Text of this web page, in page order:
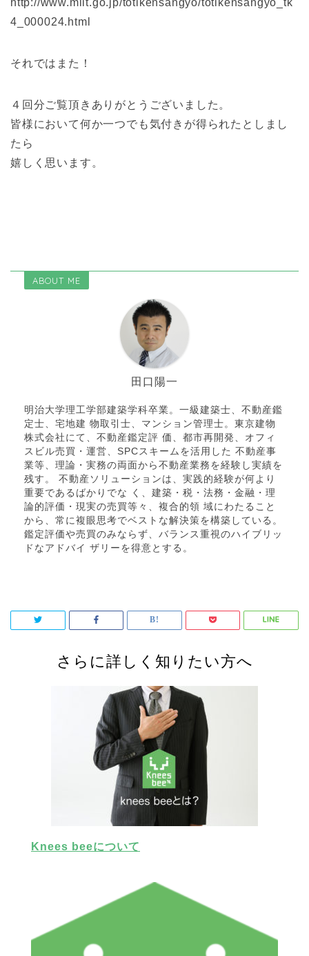
http://www.mlit.go.jp/totikensangyo/totikensangyo_tk
4_000024.html
それではまた！
４回分ご覧頂きありがとうございました。
皆様において何か一つでも気付きが得られたとしまし
たら
嬉しく思います。
ABOUT ME
田口陽一
明治大学理工学部建築学科卒業。一級建築士、不動産鑑
定士、宅地建 物取引士、マンション管理士。東京建物
株式会社にて、不動産鑑定評 価、都市再開発、オフィ
スビル売買・運営、SPCスキームを活用した 不動産事
業等、理論・実務の両面から不動産業務を経験し実績を
残す。 不動産ソリューションは、実践的経験が何より
重要であるばかりでな く、建築・税・法務・金融・理
論的評価・現実の売買等々、複合的領 域にわたること
から、常に複眼思考でベストな解決策を構築している。
鑑定評価や売買のみならず、バランス重視のハイブリッ
ドなアドバイ ザリーを得意とする。
さらに詳しく知りたい方へ
Knees beeについて